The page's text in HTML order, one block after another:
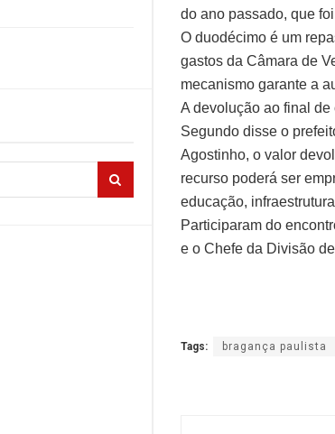
do ano passado, que
O duodécimo é um
gastos da Câmara de
mecanismo garante a
A devolução ao final
Segundo disse o
Agostinho, o valor
recurso poderá ser
educação,
Participaram do
e o Chefe da Divisão
Tags: bragança paulista